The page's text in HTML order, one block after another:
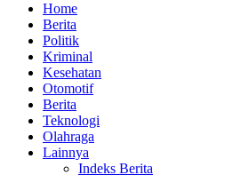
Home
Berita
Politik
Kriminal
Kesehatan
Otomotif
Berita
Teknologi
Olahraga
Lainnya
Indeks Berita